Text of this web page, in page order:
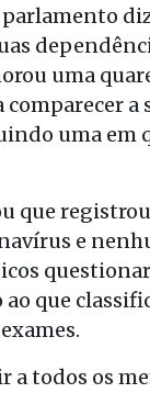
uma
a
uma em
que
e
que
a todos os